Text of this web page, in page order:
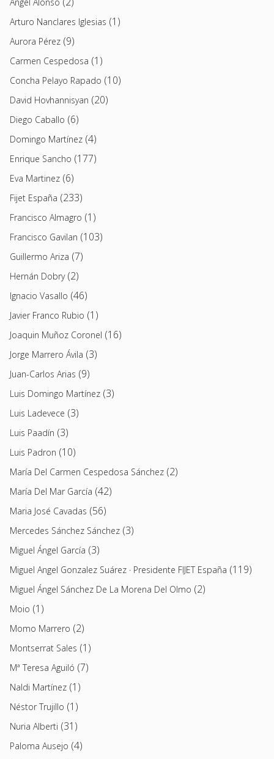
Arturo Nanclares Iglesias (1)
Aurora Pérez (9)
Carmen Cespedosa (1)
Concha Pelayo Rapado (10)
David Hovhannisyan (20)
Diego Caballo (6)
Domingo Martínez (4)
Enrique Sancho (177)
Eva Martinez (6)
Fijet España (233)
Francisco Almagro (1)
Francisco Gavilan (103)
Guillermo Ariza (7)
Hernán Dobry(2)
Ignacio Vasallo (46)
Javier Franco Rubio (1)
Joaquin Muñoz Coronel (16)
Jorge Marrero Ávila (3)
Juan-Carlos Arias (9)
Luis Domingo Martínez (3)
Luis Ladevece (3)
Luis Paadín (3)
Luis Padron (10)
María Del Carmen Cespedosa Sánchez (2)
María Del Mar García (42)
Maria José Cavadas (56)
Mercedes Sánchez Sánchez (3)
Miguel Ángel García (3)
Miguel Angel Gonzalez Suárez · Presidente FIJET España (119)
Miguel Ángel Sánchez De La Morena Del Olmo (2)
Moio (1)
Momo Marrero (2)
Montserrat Sales (1)
Mª Teresa Aguiló (7)
Naldi Martínez (1)
Néstor Trujillo (1)
Nuria Alberti (31)
Paloma Ausejo (4)